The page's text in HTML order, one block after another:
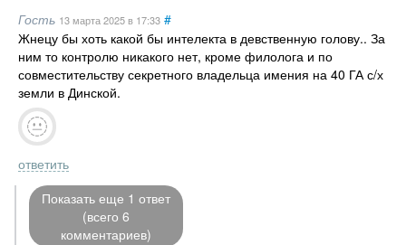
Гость 13 марта 2025в 17:33 #
Жнецу бы хоть какой бы интелекта в девственную голову.. За
ним то контролю никакого нет, кроме филолога и по
совместительству секретного владельца имения на 40 ГА с/х
земли в Динской.
ответить
Показать еще 1 ответ
(всего 6
комментариев)